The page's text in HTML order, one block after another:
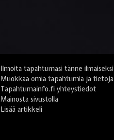
Ilmoita tapahtumasi tänne ilmaiseksi
Muokkaa omia tapahtumia ja tietoja
Tapahtumainfo.fi yhteystiedot
Mainosta sivustolla
Lisää artikkeli